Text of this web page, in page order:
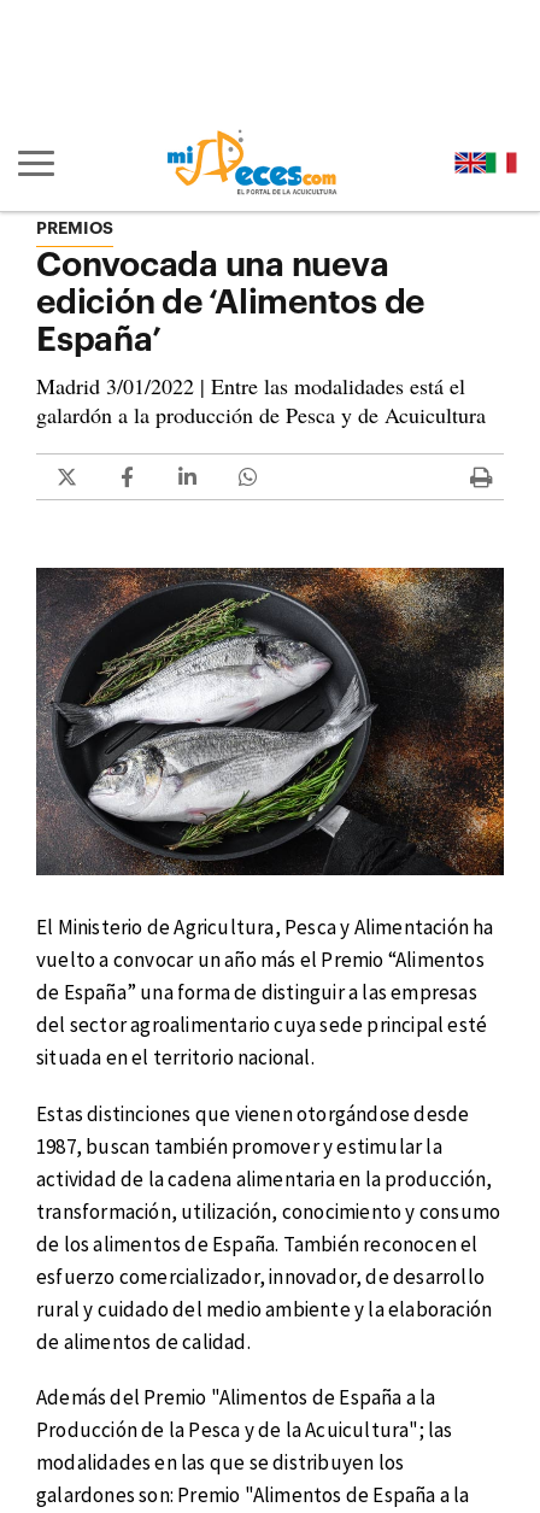
Mostrar/ocultar navegación principal
PREMIOS
Convocada una nueva
edición de ‘Alimentos de
España’
Madrid 3/01/2022 | Entre las modalidades está el
galardón a la producción de Pesca y de Acuicultura
El Ministerio de Agricultura, Pesca y Alimentación ha
vuelto a convocar un año más el Premio “Alimentos
de España” una forma de distinguir a las empresas
del sector agroalimentario cuya sede principal esté
situada en el territorio nacional.
Estas distinciones que vienen otorgándose desde
1987, buscan también promover y estimular la
actividad de la cadena alimentaria en la producción,
transformación, utilización, conocimiento y consumo
de los alimentos de España. También reconocen el
esfuerzo comercializador, innovador, de desarrollo
rural y cuidado del medio ambiente y la elaboración
de alimentos de calidad.
Además del Premio "Alimentos de España a la
Producción de la Pesca y de la Acuicultura"; las
modalidades en las que se distribuyen los
galardones son: Premio "Alimentos de España a la